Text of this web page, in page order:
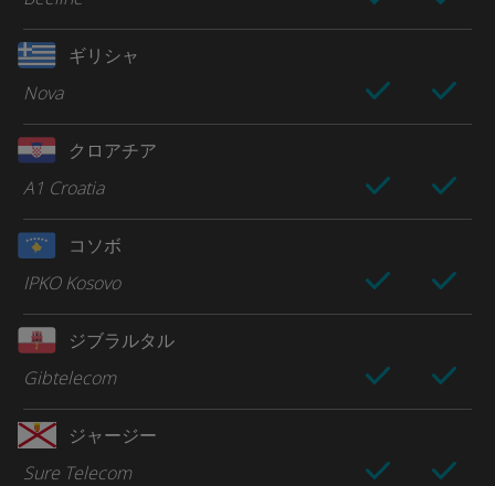
ギリシャ
Nova
クロアチア
A1 Croatia
コソボ
IPKO Kosovo
ジブラルタル
Gibtelecom
ジャージー
Sure Telecom